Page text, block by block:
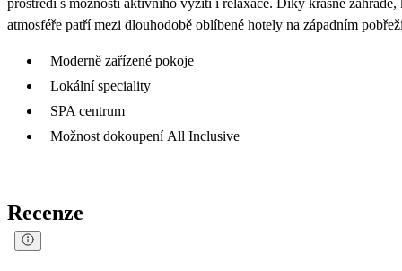
atmosféře patří mezi dlouhodobě oblíbené hotely na západním
Moderně zařízené pokoje
Lokální speciality
SPA centrum
Možnost dokoupení All Inclusive
Recenze